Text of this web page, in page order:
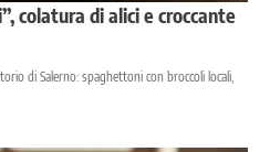
colatura di alici e croccante
di Salerno: spaghettoni con broccoli locali,